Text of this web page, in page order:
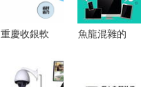
研發及銷售
新篇章
重慶收銀軟
管理系統
魚龍混雜的